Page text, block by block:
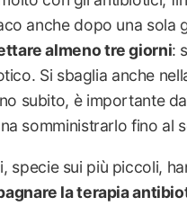
anche dopo una sola
almeno tre giorni:
Si sbaglia anche
subito, è importante
somministrarlo fino al
specie sui più piccoli,
la terapia